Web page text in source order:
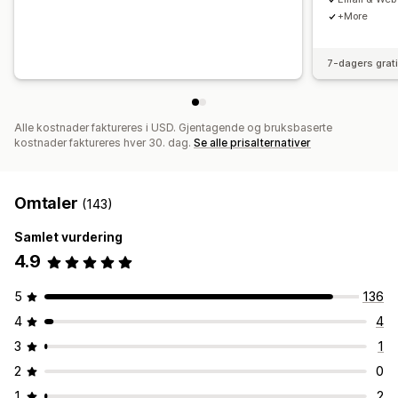
Tagging Sporing Rapportering Innsikt og tips Analyse
API-er og webhooker
+More
7-dagers
Alle kostnader faktureres i USD. Gjentagende og bruksbaserte
kostnader faktureres hver 30. dag. Se alle prisalternativer
Omtaler (143)
Samlet vurdering
4.9
5
136
4
4
3
1
2
0